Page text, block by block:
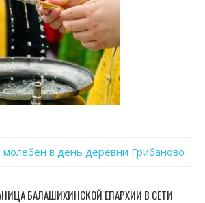
в день деревни Грибаново
БАЛАШИХИНСКОЙ ЕПАРХИИ В СЕТИ